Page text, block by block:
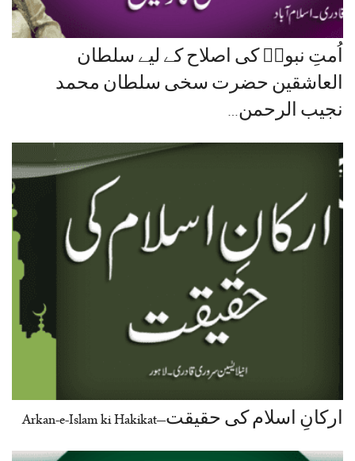
اُمتِ نبویؐ کی اصلاح کے لیے سلطان
العاشقین حضرت سخی سلطان محمد
نجیب الرحمن…
ارکانِ اسلام کی حقیقت–Arkan-e-Islam ki Hakikat